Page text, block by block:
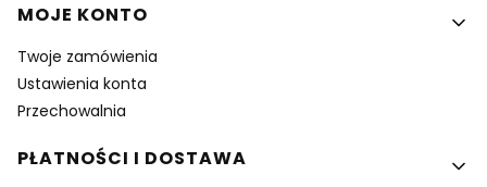
MOJE KONTO
Twoje zamówienia
Ustawienia konta
Przechowalnia
PŁATNOŚCI I DOSTAWA